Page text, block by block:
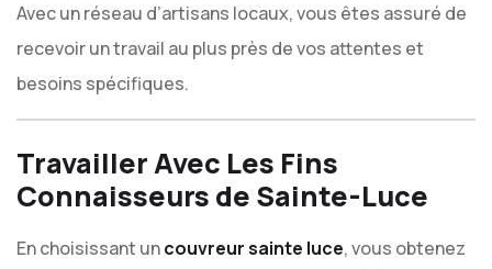
Avec un réseau d’artisans locaux, vous êtes assuré de
recevoir un travail au plus près de vos attentes et
besoins spécifiques.
Travailler Avec Les Fins
Connaisseurs de Sainte-Luce
En choisissant uncouvreur sainte luce, vous obtenez